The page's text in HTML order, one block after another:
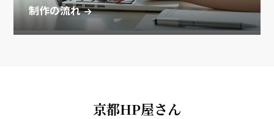
制作の流れ
京都HP屋さん